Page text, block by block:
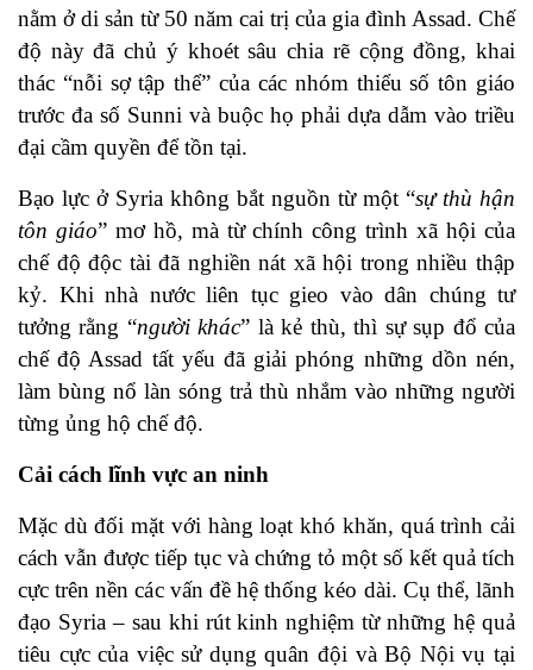
nằm ở di sản từ 50 năm cai trị của gia đình Assad. Chế
độ này đã chủ ý khoét sâu chia rẽ cộng đồng, khai
thác “nỗi sợ tập thể” của các nhóm thiểu số tôn giáo
trước đa số Sunni và buộc họ phải dựa dẫm vào triều
đại cầm quyền để tồn tại.
Bạo lực ở Syria không bắt nguồn từ một “sự thù hận
tôn giáo” mơ hồ, mà từ chính công trình xã hội của
chế độ độc tài đã nghiền nát xã hội trong nhiều thập
kỷ. Khi nhà nước liên tục gieo vào dân chúng tư
tưởng rằng “người khác” là kẻ thù, thì sự sụp đổ của
chế độ Assad tất yếu đã giải phóng những dồn nén,
làm bùng nổ làn sóng trả thù nhắm vào những người
từng ủng hộ chế độ.
Cải cách lĩnh vực an ninh
Mặc dù đối mặt với hàng loạt khó khăn, quá trình cải
cách vẫn được tiếp tục và chứng tỏ một số kết quả tích
cực trên nền các vấn đề hệ thống kéo dài. Cụ thể, lãnh
đạo Syria – sau khi rút kinh nghiệm từ những hệ quả
tiêu cực của việc sử dụng quân đội và Bộ Nội vụ tại